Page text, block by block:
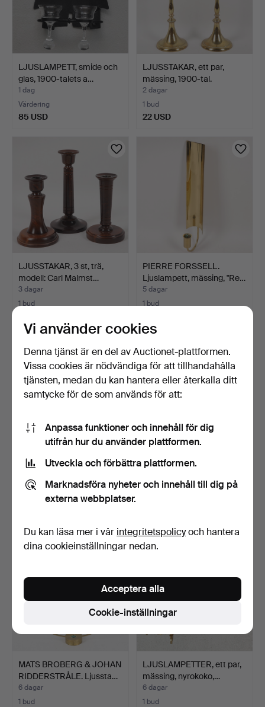
LJUSLAMPETT, smide och
glas, 1900-talets a…
1 dag
Värdering
85 USD
LJUSSTAKAR, ett par,
mässing, 1900-tal.
2 dagar
1 bud
22 USD
LJUSSTAKAR, 3 st, trä,
modell: Carl Malmst…
3 dagar
1 bud
PIERRE FORSSELL.
Ljuslampett, mässing, "Re…
5 dagar
1 bud
PETER MALY. Ljuslykta,
metall, tryckt sign…
6 dagar
Värdering
LJUSSTAKAR, ett par,
6 dagar
MATS BROBERG & JOHAN
RIDDERSTRÅLE. Ljussta…
6 dagar
1 bud
LJUSLAMPETTER, ett par,
mässing, nyrokoko,…
6 dagar
1 bud
Vi använder cookies
Denna tjänst är en del av Auctionet-plattformen.
Vissa cookies är nödvändiga för att tillhandahålla
tjänsten, medan du kan hantera eller återkalla ditt
samtycke för de som används för att:
Anpassa funktioner och innehåll för dig
utifrån hur du använder plattformen.
Utveckla och förbättra plattformen.
Marknadsföra nyheter och innehåll till dig på
externa webbplatser.
Du kan läsa mer i vår integritetspolicyoch hantera
dina cookieinställningar nedan.
Cookie-inställningar
Acceptera alla